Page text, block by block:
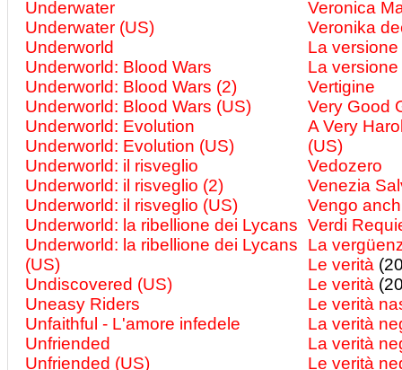
Underwater
Underwater (US)
Underworld
Underworld: Blood Wars
Underworld: Blood Wars (2)
Underworld: Blood Wars (US)
Underworld: Evolution
Underworld: Evolution (US)
Underworld: il risveglio
Underworld: il risveglio (2)
Underworld: il risveglio (US)
Underworld: la ribellione dei Lycans
Underworld: la ribellione dei Lycans
(US)
Undiscovered (US)
Uneasy Riders
Unfaithful - L'amore infedele
Unfriended
Unfriended (US)
Veronica
Veronika
La
La
Vertigine
Very Good
A Very
(US)
Vedozero
Venezia
Vengo
Verdi
La
Le verità
Le verità
Le verità
La verità
La verità
Le verità